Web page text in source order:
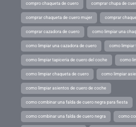
compro chaqueta de cuero comprar chupa de
comprar chaqueta de cuero mujer comprar
comprar cazadora de cuero como limpiar una
como limpiar una cazadora de cuero como limpiar
como limpiar tapiceria de cuero del coche como
como limpiar chaqueta de cuero como limpiar
como limpiar asientos de cuero de coche
como combinar una falda de cuero negra para fiesta
como combinar una falda de cuero negra como